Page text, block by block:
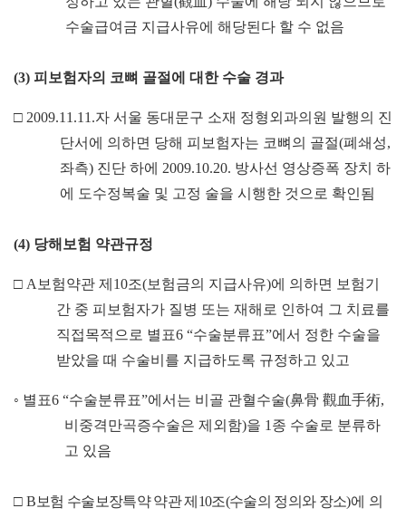
수술급여금 지급사유에 해당된다 할 수 없음
(3) 피보험자의 코뼈 골절에 대한 수술 경과
□ 2009.11.11.자 서울 동대문구 소재 정형외과의원 발행의 진
단서에 의하면 당해 피보험자는 코뼈의 골절(폐쇄성,
좌측) 진단 하에 2009.10.20. 방사선 영상증폭 장치 하
에 도수정복술 및 고정 술을 시행한 것으로 확인됨
(4) 당해보험 약관규정
□ A 보험약관 제 10조(보험금의 지급사유)에 의하면 보험기
간 중 피보험자가 질병 또는 재해로 인하여 그 치료를
직접목적으로 별표6 “수술분류표”에서 정한 수술을
받았을 때 수술비를 지급하도록 규정하고 있고
◦ 별표6 “수술분류표”에서는 비골 관혈수술(鼻骨 觀血手術,
비중격만곡증수술은 제외함)을 1 종 수술로 분류하
고 있음
□ B 보험 수술보장특약 약관 제 10조(수술의 정의와 장소)에 의